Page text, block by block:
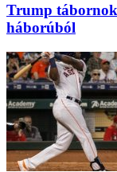
Trump
háborúból